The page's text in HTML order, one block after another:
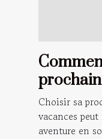
Choisir sa
vacances
aventure en